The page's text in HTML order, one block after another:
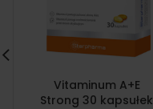
Vitaminum A+E
Strong 30 kapsułek